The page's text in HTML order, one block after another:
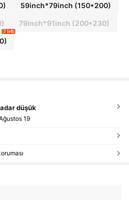
59inch*79inch (150*200)
79inch*91inch (200*230)
7 left
düşük
19